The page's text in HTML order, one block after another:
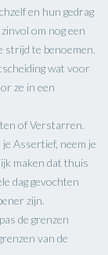
en hun gedrag
om nog een
strijd te benoemen.
wat voor
ze in een
of Verstarren.
Assertief, neem je
maken dat thuis
dag gevochten
zijn.
de grenzen
van de